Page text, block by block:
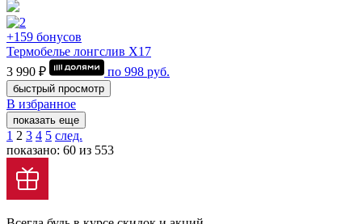
+159 бонусов
Термобелье лонгслив Х17
3 990 ₽
по 998 руб.
быстрый просмотр
В избранное
показать еще
1 2 3 4 5 след.
показано: 60 из 553